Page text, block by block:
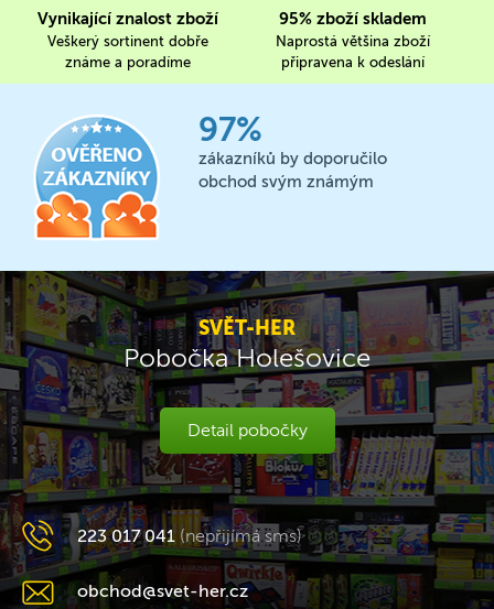
Vynikající znalost zboží
Veškerý sortinent dobře
známe a poradíme
95% zboží skladem
Naprostá většina zboží
připravena k odeslání
97%
zákazníků by doporučilo
obchod svým známým
SVĚT-HER
Pobočka Holešovice
Detail pobočky
223 017 041 (nepřijímá sms)
obchod@svet-her.cz